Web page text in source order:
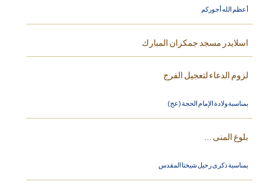
أعظم الله أجوركم
اسلايدر مسجد جمكران المبارك
لزوم الدعاء لتعجيل الفرج
بمناسبة ولادة الإمام الحجة (عج)
بلوغ المنى ...
بمناسبة ذكرى رحيل شيخنا المقدس